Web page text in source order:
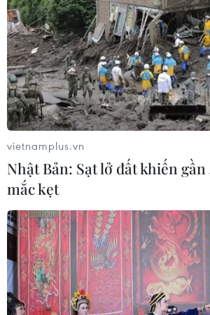
Anh công bố kết quả điều tra ban
đầu vụ đâm dao ở trung tâm
06/08/2026 06:00
Ba Lan thảo luận việc thành lập
cứ quân sự thường trực với Mỹ
06/08/2026 00:06
Liên hợp quốc: Xung đột Ukraine
qua tháng đẫm máu nhất
05/08/2026 23:47
Đức điều tra vụ UAV gắn thuốc nổ
vietnamplus.vn
Nhật Bản: Sạt lở đất khiến
mắc kẹt